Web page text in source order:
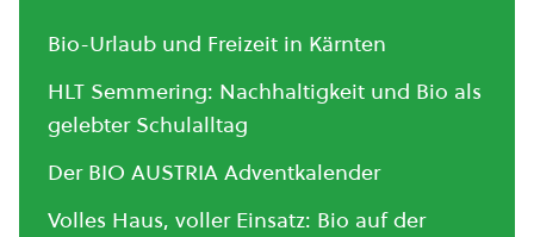
Bio-Urlaub und Freizeit in Kärnten
HLT Semmering: Nachhaltigkeit und Bio als
gelebter Schulalltag
Der BIO AUSTRIA Adventkalender
Volles Haus, voller Einsatz: Bio auf der